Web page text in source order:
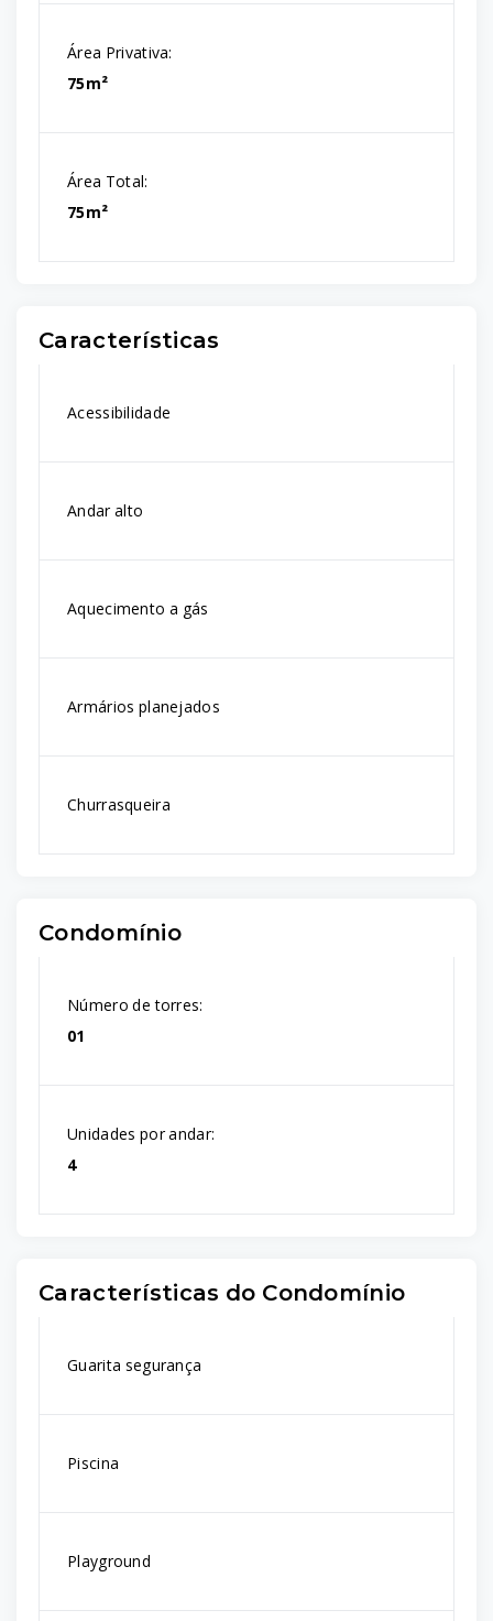
Área Privativa:
75m²
Área Total:
75m²
Características
Acessibilidade
Andar alto
Aquecimento a gás
Armários planejados
Churrasqueira
Condomínio
Número de torres:
01
Unidades por andar:
4
Características do Condomínio
Guarita segurança
Piscina
Playground